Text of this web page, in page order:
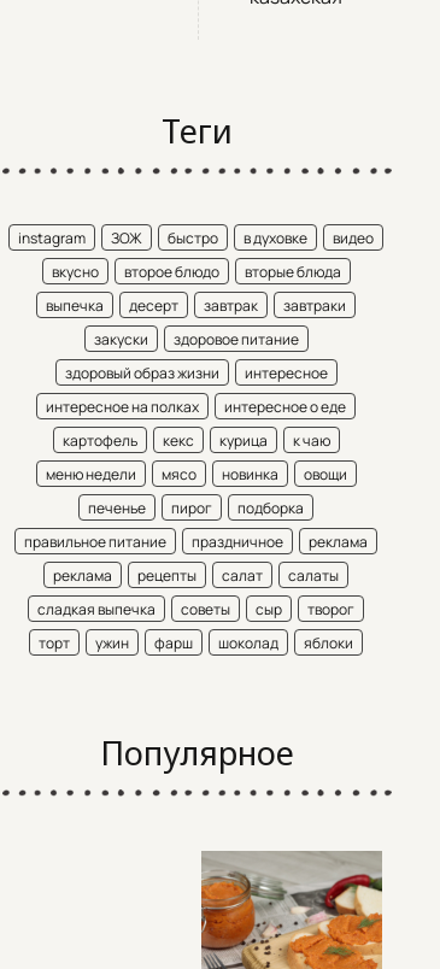
Теги
instagram ЗОЖ быстро в духовке
видео
вкусно
второе блюдо
вторые блюда
выпечка
десерт завтрак
завтраки
закуски
здоровое питание
здоровый образ жизни
интересное
интересное на полках
интересное о еде
картофель
кекс курица
к чаю
меню недели
мясо новинка
овощи
печенье
пирог
подборка
правильное питание
праздничное
реклама
реклама
рецепты салат
салаты
сладкая выпечка
советы сыр
творог
торт
ужин фарш шоколад яблоки
Популярное